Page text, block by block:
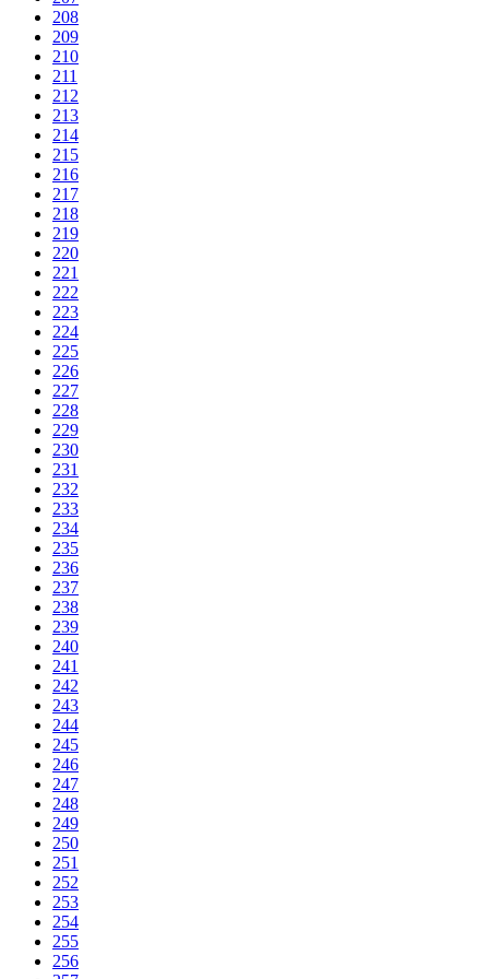
208
209
210
211
212
213
214
215
216
217
218
219
220
221
222
223
224
225
226
227
228
229
230
231
232
233
234
235
236
237
238
239
240
241
242
243
244
245
246
247
248
249
250
251
252
253
254
255
256